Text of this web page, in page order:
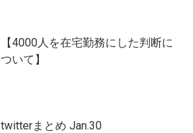
【4000人を在宅勤務にした判断に
ついて】
twitterまとめ Jan.30